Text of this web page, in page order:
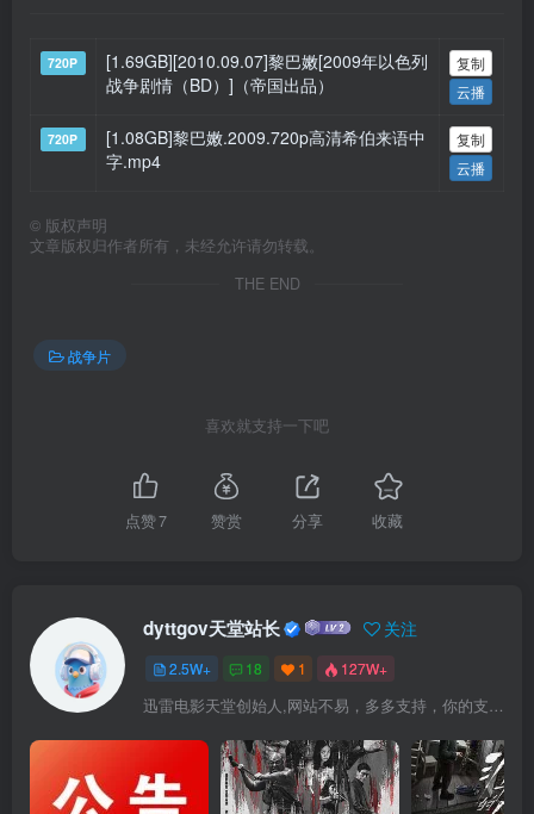
720P
[1.69GB][2010.09.07]黎巴嫩[2009年以色列
战争剧情（BD）]（帝国出品）
复制
云播
720P
[1.08GB]黎巴嫩.2009.720p高清希伯来语中
字.mp4
复制
云播
© 版权声明
文章版权归作者所有，未经允许请勿转载。
THE END
战争片
喜欢就支持一下吧
点赞7 赞赏 分享 收藏
dyttgov天堂站长 关注
2.5W+ 18 1 127W+
迅雷电影天堂创始人,网站不易，多多支持，你的支持，是我前进的动力！